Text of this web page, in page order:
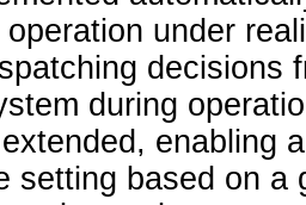
under
decisions
during
enabling
setting based on a